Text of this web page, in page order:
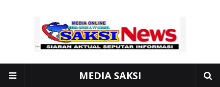
MEDIA SAKSI